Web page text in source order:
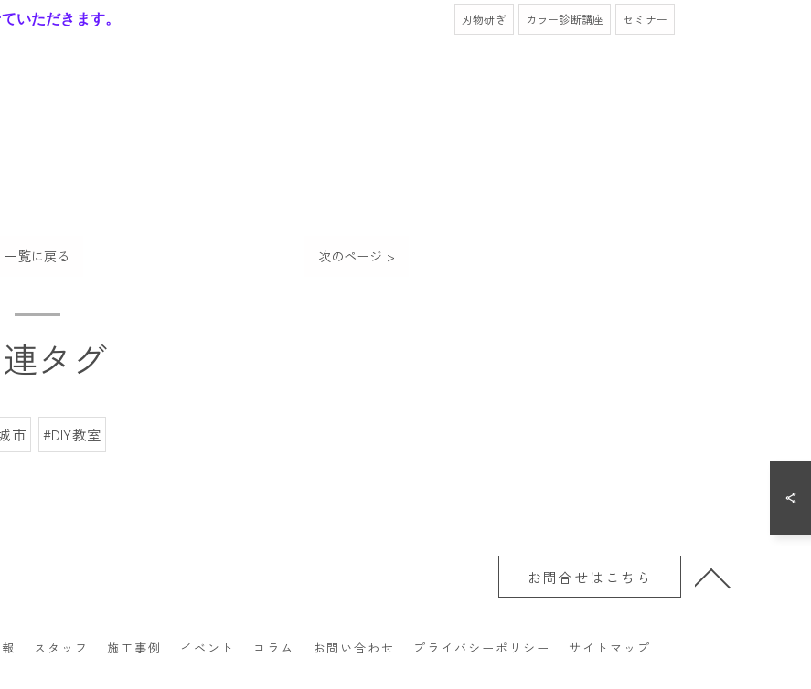
いただきます。
一覧に戻る 次のページ >
タグ
市 #DIY教室
刃物研ぎ カラー診断講座 セミナー
お問合せはこちら
スタッフ 施工事例 イベント コラム お問い合わせ プライバシーポリシー サイトマップ